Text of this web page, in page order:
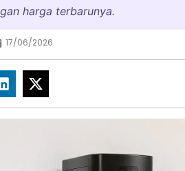
harga terbarunya.
17/06/2026